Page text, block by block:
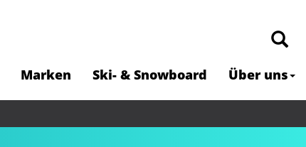
Marken Ski- & Snowboard Über uns